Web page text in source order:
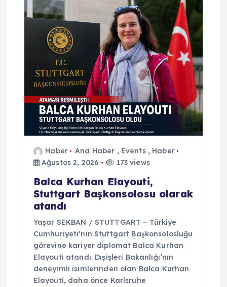
n
s
Haber Ana Haber , Events, Haber
Ağustos 2, 2026
173 views
Balca Kurhan Elayouti,
Stuttgart Başkonsolosu olarak
atandı
Yaşar SEKBAN / STUTTGART – Türkiye
Cumhuriyeti’nin Stuttgart Başkonsolosluğu
görevine kariyer diplomat Balca Kurhan
Elayouti atandı. Dışişleri Bakanlığı’nın
deneyimli isimlerinden olan Balca Kurhan
Elayouti, daha önce Karlsruhe